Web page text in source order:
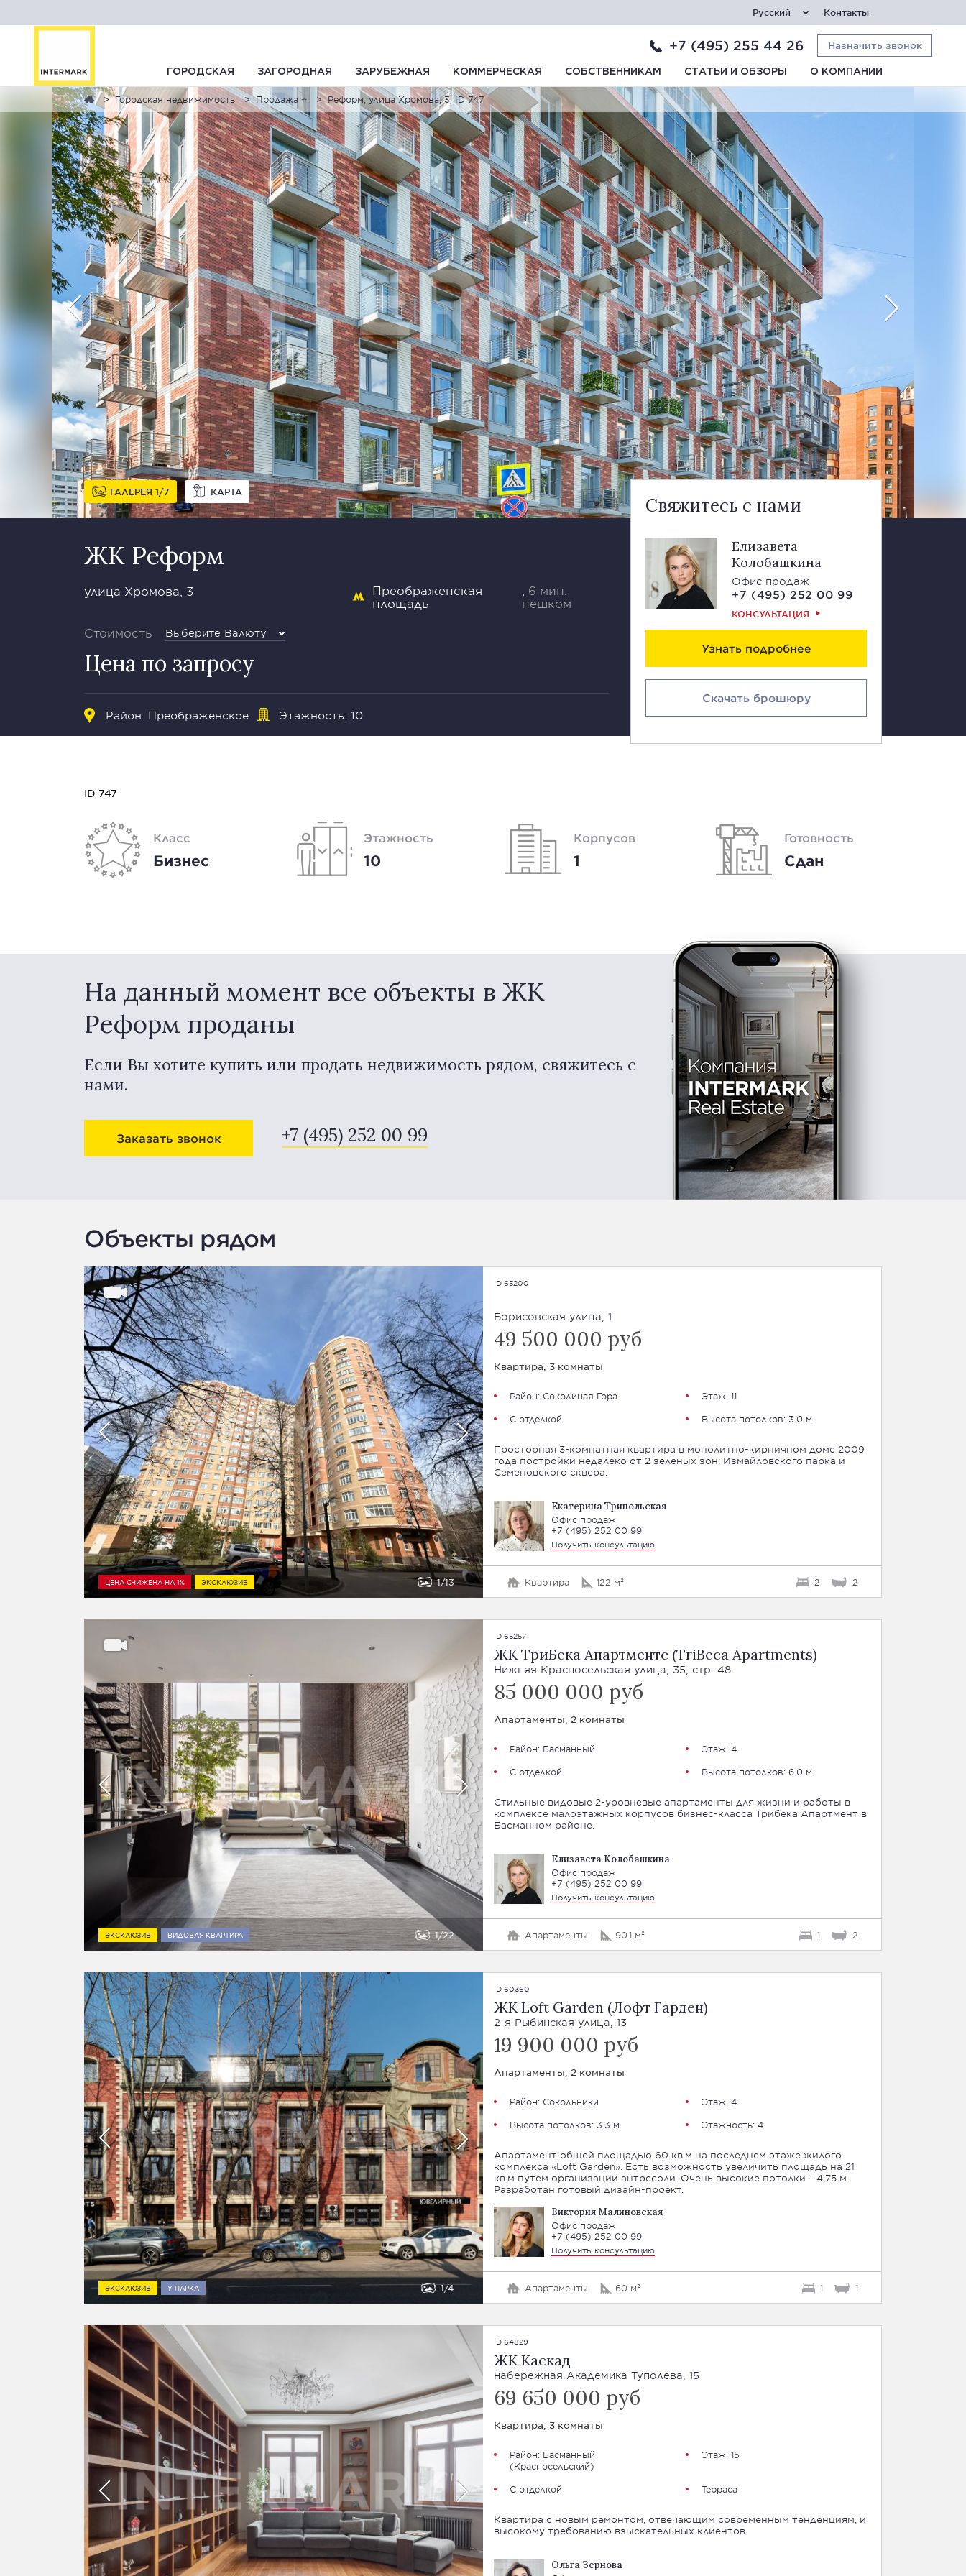
Русский Контакты
+7 (495) 255 44 26 Назначить звонок
ГОРОДСКАЯ ЗАГОРОДНАЯ ЗАРУБЕЖНАЯ КОММЕРЧЕСКАЯ СОБСТВЕННИКАМ СТАТЬИ И ОБЗОРЫ О КОМПАНИИ
Городская недвижимость Продажа ⭐ Реформ, улица Хромова, 3, ID 747
ГАЛЕРЕЯ 1 7 КАРТА
ЖК Реформ
улица Хромова, 3
Преображенская
площадь
6 мин.
пешком
Стоимость Выберите Валюту
Цена по запросу
Район: Преображенское Этажность: 10
Свяжитесь с нами
Елизавета
Колобашкина
Офис продаж
+7 (495) 252 00 99
КОНСУЛЬТАЦИЯ
Узнать подробнее
Скачать брошюру
ID 747
Класс
Бизнес
Этажность
10
Корпусов
1
Готовность
Сдан
На данный момент все объекты в ЖК
Реформ проданы
Если Вы хотите купить или продать недвижимость рядом, свяжитесь с
нами.
Заказать звонок +7 (495) 252 00 99
Объекты рядом
ЦЕНА СНИЖЕНА НА 1% ЭКСКЛЮЗИВ 1 13
ID 65200
Борисовская улица, 1
49 500 000 руб
Квартира, 3 комнаты
Район: Соколиная Гора
Этаж: 11
С отделкой
Высота потолков: 3.0 м
Просторная 3-комнатная квартира в монолитно-кирпичном доме 2009
года постройки недалеко от 2 зеленых зон: Измайловского парка и
Семеновского сквера.
Екатерина Трипольская
Офис продаж
+7 (495) 252 00 99
Получить консультацию
Квартира 122 м² 2 2
ЭКСКЛЮЗИВ ВИДОВАЯ КВАРТИРА 1 22
ID 65257
ЖК ТриБека Апартментс (TriBeca Apartments)
Нижняя Красносельская улица, 35, стр. 48
85 000 000 руб
Апартаменты, 2 комнаты
Район: Басманный
Этаж: 4
С отделкой
Высота потолков: 6.0 м
Стильные видовые 2-уровневые апартаменты для жизни и работы в
комплексе малоэтажных корпусов бизнес-класса Трибека Апартмент в
Басманном районе.
Елизавета Колобашкина
Офис продаж
+7 (495) 252 00 99
Получить консультацию
Апартаменты 90.1 м² 1 2
ЭКСКЛЮЗИВ У ПАРКА 1 4
ID 60360
ЖК Loft Garden (Лофт Гарден)
2-я Рыбинская улица, 13
19 900 000 руб
Апартаменты, 2 комнаты
Район: Сокольники
Этаж: 4
Высота потолков: 3.3 м
Этажность: 4
Апартамент общей площадью 60 кв.м на последнем этаже жилого
комплекса «Loft Garden». Есть возможность увеличить площадь на 21
кв.м путем организации антресоли. Очень высокие потолки – 4,75 м.
Разработан готовый дизайн-проект.
Виктория Малиновская
Офис продаж
+7 (495) 252 00 99
Получить консультацию
Апартаменты 60 м² 1 1
ID 64829
ЖК Каскад
набережная Академика Туполева, 15
69 650 000 руб
Квартира, 3 комнаты
Район: Басманный
(Красносельский)
Этаж: 15
С отделкой Терраса
Квартира с новым ремонтом, отвечающим современным тенденциям, и
высокому требованию взыскательных клиентов.
Ольга Зернова